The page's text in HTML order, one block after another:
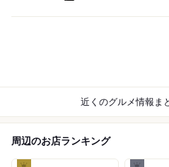
近くのグルメ情報ま
周辺のお店ランキング